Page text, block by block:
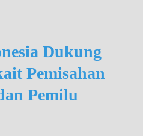
Dukung
Pemisahan
Pemilu